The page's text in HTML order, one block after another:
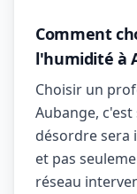
Comment
l'humidité à
Choisir un
Aubange,
désordre sera
et pas
réseau